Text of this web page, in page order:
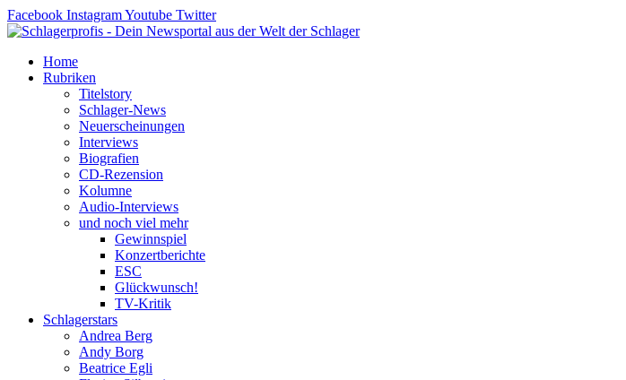
Zum
Inhalt
Facebook InstagramYoutube Twitter
Home
Rubriken
Titelstory
Schlager-News
Neuerscheinungen
Interviews
Biografien
CD-Rezension
Kolumne
Audio-Interviews
und noch viel mehr
Gewinnspiel
Konzertberichte
ESC
Glückwunsch!
TV-Kritik
Schlagerstars
Andrea Berg
Andy Borg
Beatrice Egli